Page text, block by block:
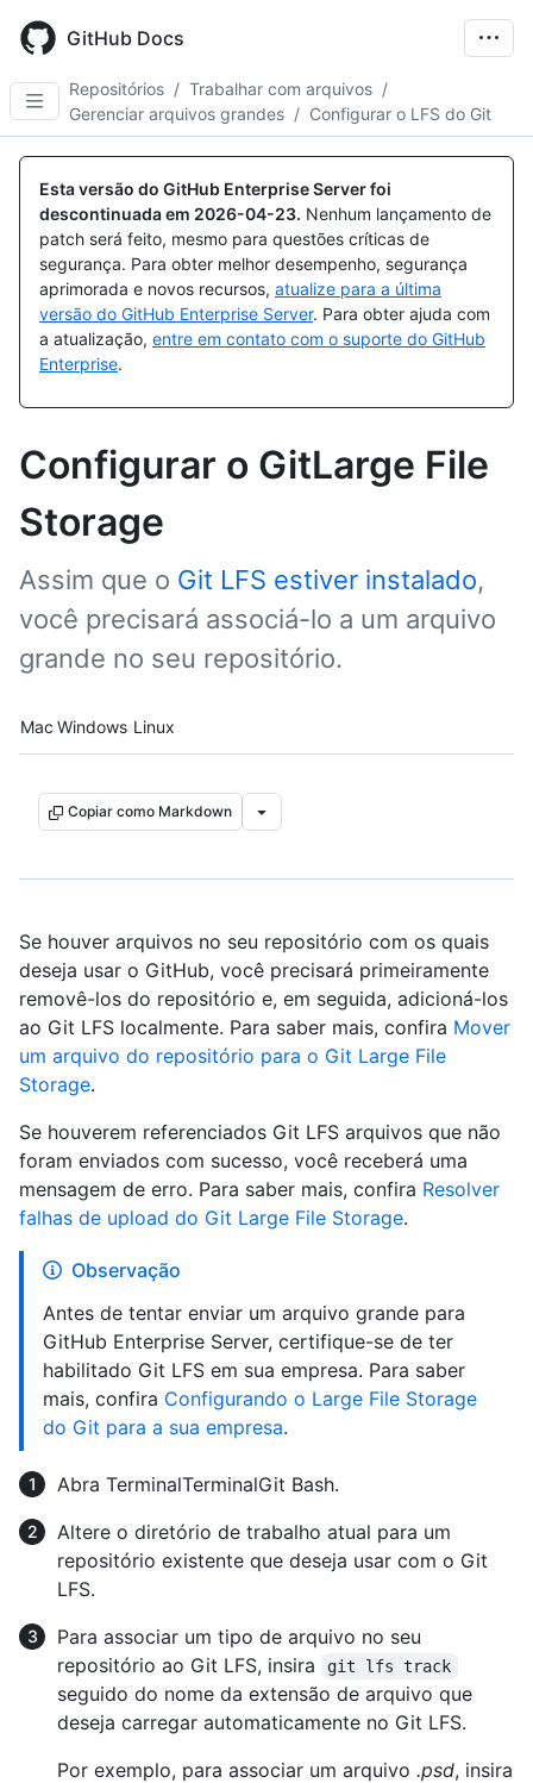
main
content
GitHub Docs
Repositórios / Trabalhar com arquivos /
Gerenciar arquivos grandes / Configurar o LFS do Git
Esta versão do GitHub Enterprise Server foi
descontinuada em 2026-04-23. Nenhum lançamento de
patch será feito, mesmo para questões críticas de
segurança. Para obter melhor desempenho, segurança
aprimorada e novos recursos, atualize para a última
versão do GitHub Enterprise Server. Para obter ajuda com
a atualização, entre em contato com o suporte do GitHub
Enterprise.
Configurar o GitLarge File
Storage
Assim que o Git LFS estiver instalado,
você precisará associá-lo a um arquivo
grande no seu repositório.
Platform navigation
Mac Windows Linux
Copiar como Markdown
Se houver arquivos no seu repositório com os quais
deseja usar o GitHub, você precisará primeiramente
removê-los do repositório e, em seguida, adicioná-los
ao Git LFS localmente. Para saber mais, confira Mover
um arquivo do repositório para o Git Large File
Storage.
Se houverem referenciados Git LFS arquivos que não
foram enviados com sucesso, você receberá uma
mensagem de erro. Para saber mais, confira Resolver
falhas de upload do Git Large File Storage.
Observação
Antes de tentar enviar um arquivo grande para
GitHub Enterprise Server, certifique-se de ter
habilitado Git LFS em sua empresa. Para saber
mais, confira Configurando o Large File Storage
do Git para a sua empresa.
Abra TerminalTerminalGit Bash.
Altere o diretório de trabalho atual para um
repositório existente que deseja usar com o Git
LFS.
Para associar um tipo de arquivo no seu
repositório ao Git LFS, insira
git lfs track
seguido do nome da extensão de arquivo que
deseja carregar automaticamente no Git LFS.
Por exemplo, para associar um arquivo .psd, insira